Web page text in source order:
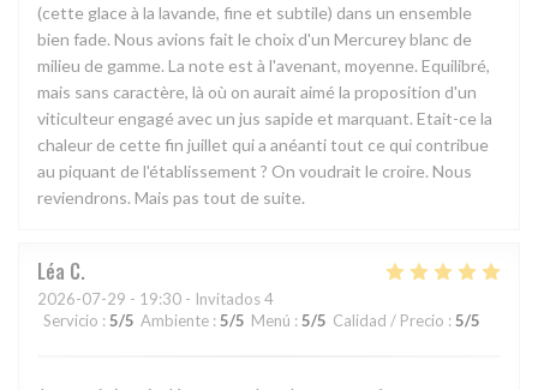
(cette glace à la lavande, fine et subtile) dans un ensemble
bien fade. Nous avions fait le choix d'un Mercurey blanc de
milieu de gamme. La note est à l'avenant, moyenne. Equilibré,
mais sans caractère, là où on aurait aimé la proposition d'un
viticulteur engagé avec un jus sapide et marquant. Etait-ce la
chaleur de cette fin juillet qui a anéanti tout ce qui contribue
au piquant de l'établissement ? On voudrait le croire. Nous
reviendrons. Mais pas tout de suite.
Léa C
2026-07-29 - 19:30 - Invitados 4
Servicio : 5/5 Ambiente : 5/5 Menú : 5/5 Calidad / Precio : 5/5